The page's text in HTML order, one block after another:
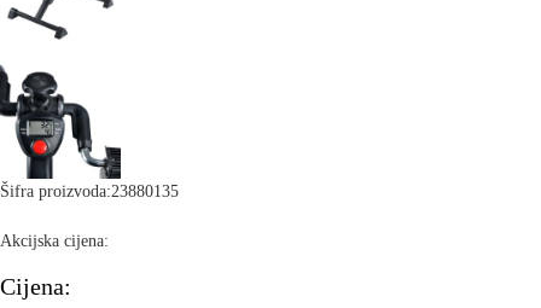
Šifra proizvoda:23880135
Akcijska cijena:
Cijena: